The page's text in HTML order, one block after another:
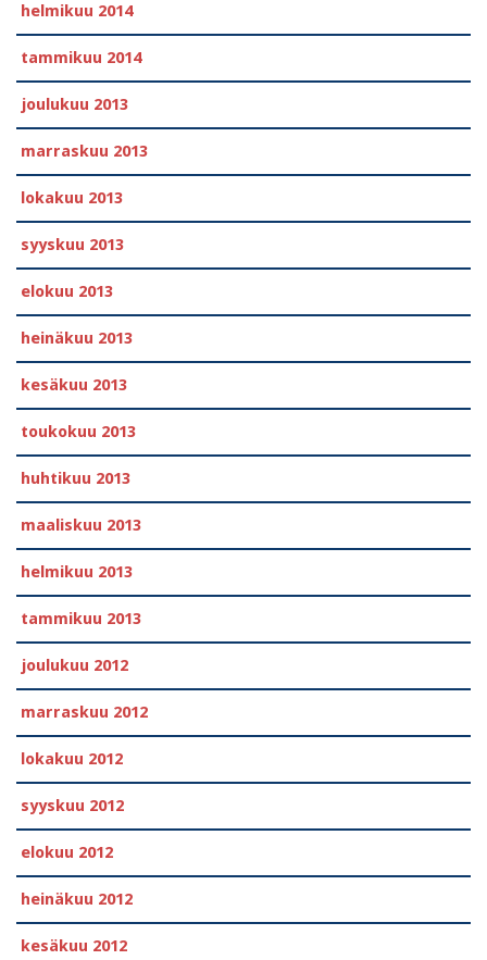
helmikuu 2014
tammikuu 2014
joulukuu 2013
marraskuu 2013
lokakuu 2013
syyskuu 2013
elokuu 2013
heinäkuu 2013
kesäkuu 2013
toukokuu 2013
huhtikuu 2013
maaliskuu 2013
helmikuu 2013
tammikuu 2013
joulukuu 2012
marraskuu 2012
lokakuu 2012
syyskuu 2012
elokuu 2012
heinäkuu 2012
kesäkuu 2012